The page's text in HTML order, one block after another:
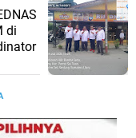
di